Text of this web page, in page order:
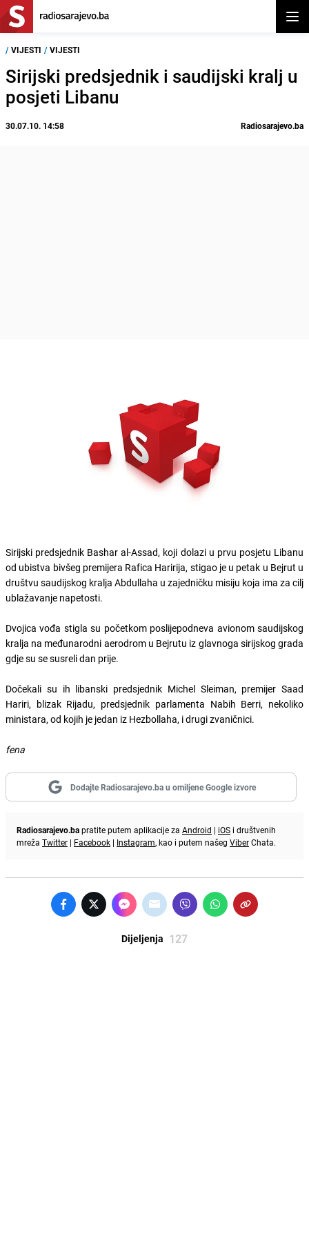
/ VIJESTI / VIJESTI
Sirijski predsjednik i saudijski kralj u
posjeti Libanu
30.07.10. 14:58 Radiosarajevo.ba
Sirijski predsjednik Bashar al-Assad, koji dolazi u prvu posjetu Libanu
od ubistva bivšeg premijera Rafica Haririja, stigao je u petak u Bejrut u
društvu saudijskog kralja Abdullaha u zajedničku misiju koja ima za cilj
ublažavanje napetosti.
Dvojica vođa stigla su početkom poslijepodneva avionom saudijskog
kralja na međunarodni aerodrom u Bejrutu iz glavnoga sirijskog grada
gdje su se susreli dan prije.
Dočekali su ih libanski predsjednik Michel Sleiman, premijer Saad
Hariri, blizak Rijadu, predsjednik parlamenta Nabih Berri, nekoliko
ministara, od kojih je jedan iz Hezbollaha, i drugi zvaničnici.
fena
Dodajte Radiosarajevo.ba u omiljene Google izvore
Radiosarajevo.bapratite putem aplikacije za Android | iOS i društvenih
mreža Twitter | Facebook | Instagram, kao i putem našeg ViberChata.
Dijeljenja 127